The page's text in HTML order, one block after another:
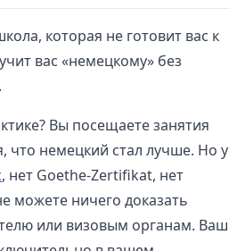
которая не готовит вас к
вас «немецкому» без
Вы посещаете занятия
что немецкий стал лучше. Но у
, нет Goethe-Zertifikat, нет
можете ничего доказать
или визовым органам. Ваш